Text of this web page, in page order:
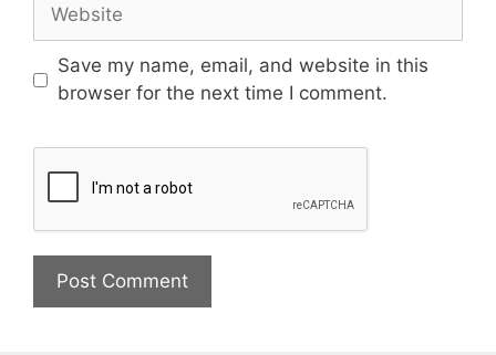
Save my name, email, and website in this
browser for the next time I comment.